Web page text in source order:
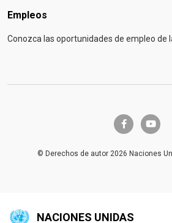
Empleos
Conozca las oportunidades de empleo de
facebook-fyoutube
© Derechos de autor 2026 Naciones
NACIONES UNIDAS